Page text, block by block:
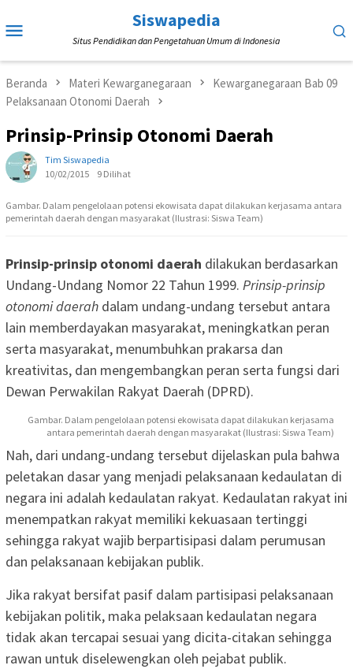
ke
Mobile
Siswapedia
Situs Pendidikan dan Pengetahuan Umum di Indonesia
Beranda Materi Kewarganegaraan
Kewarganegaraan Bab 09
Pelaksanaan Otonomi Daerah
Prinsip-Prinsip Otonomi Daerah
Tim Siswapedia
10/02/2015
9 Dilihat
Gambar. Dalam pengelolaan potensi ekowisata dapat dilakukan kerjasama antara
pemerintah daerah dengan masyarakat (Ilustrasi: Siswa Team)
Prinsip-prinsip otonomi daerah dilakukan berdasarkan
Undang-Undang Nomor 22 Tahun 1999. Prinsip-prinsip
otonomi daerah dalam undang-undang tersebut antara
lain memberdayakan masyarakat, meningkatkan peran
serta masyarakat, menumbuhkan prakarsa dan
kreativitas, dan mengembangkan peran serta fungsi dari
Dewan Perwakilan Rakyat Daerah (DPRD).
Gambar. Dalam pengelolaan potensi ekowisata dapat dilakukan kerjasama
antara pemerintah daerah dengan masyarakat (Ilustrasi: Siswa Team)
Nah, dari undang-undang tersebut dijelaskan pula bahwa
peletakan dasar yang menjadi pelaksanaan kedaulatan di
negara ini adalah kedaulatan rakyat. Kedaulatan rakyat ini
menempatkan rakyat memiliki kekuasaan tertinggi
sehingga rakyat wajib berpartisipasi dalam perumusan
dan pelaksanaan kebijakan publik.
Jika rakyat bersifat pasif dalam partisipasi pelaksanaan
kebijakan politik, maka pelaksaan kedaulatan negara
tidak akan tercapai sesuai yang dicita-citakan sehingga
rawan untuk diselewengkan oleh pejabat publik.